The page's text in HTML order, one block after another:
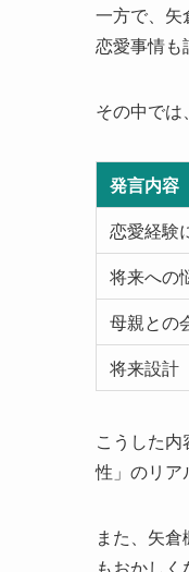
一方で、矢
恋愛事情も
その中では、
発言内容
恋愛経験
将来への
母親との
将来設計
こうした
性」のリア
また、矢